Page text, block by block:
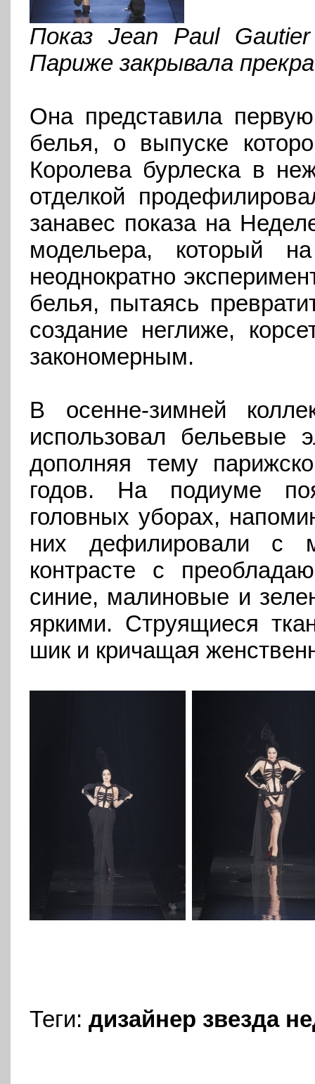
Показ Jean Paul
Париже закрывала
Она представила
белья, о выпуске
Королева бурлеска в
отделкой
занавес показа на
модельера, который
неоднократно
белья, пытаясь
создание неглиже,
закономерным.
В осенне-зимней
использовал бельевые
дополняя тему
годов. На подиуме
головных уборах,
них дефилировали с
контрасте с
синие, малиновые и
яркими. Струящиеся
шик и кричащая
Теги: дизайнер звезда